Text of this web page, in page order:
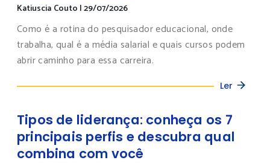
Katiuscia Couto |29/07/2026
Como é a rotina do pesquisador educacional, onde
trabalha, qual é a média salarial e quais cursos podem
abrir caminho para essa carreira.
Ler
Tipos de liderança: conheça os 7
principais perfis e descubra qual
combina com você